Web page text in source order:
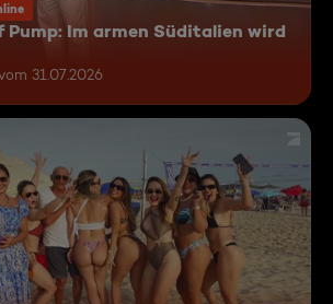
Pump: Im armen Süditalien wird
31.07.2026